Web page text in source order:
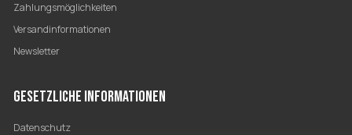
Zahlungsmöglichkeiten
Versandinformationen
Newsletter
GESETZLICHE INFORMATIONEN
Datenschutz